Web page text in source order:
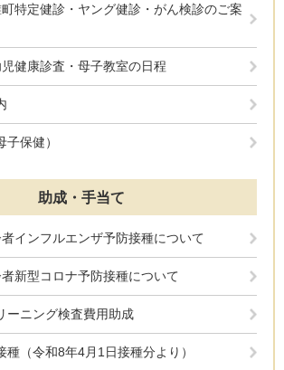
特定健診・ヤング健診・がん検診のご案
健康診査・母子教室の日程
保健）
助成・手当て
インフルエンザ予防接種について
新型コロナ予防接種について
ーニング検査費用助成
種（令和8年4月1日接種分より）